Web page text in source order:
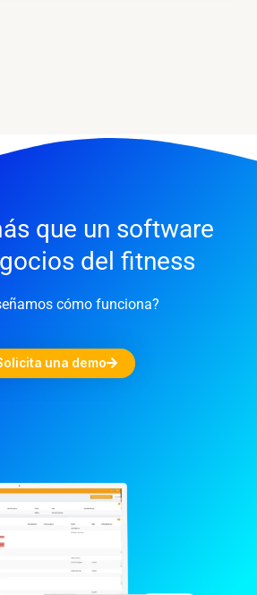
que un software
del fitness
cómo funciona?
una demo